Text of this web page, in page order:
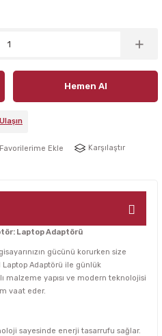
Hemen Al
Karşılaştır
Laptop Adaptörü
gücünü korurken size
Adaptörü ile günlük
malzeme yapısı ve modern teknolojisi
vaat eder.
sayesinde enerji tasarrufu sağlar.